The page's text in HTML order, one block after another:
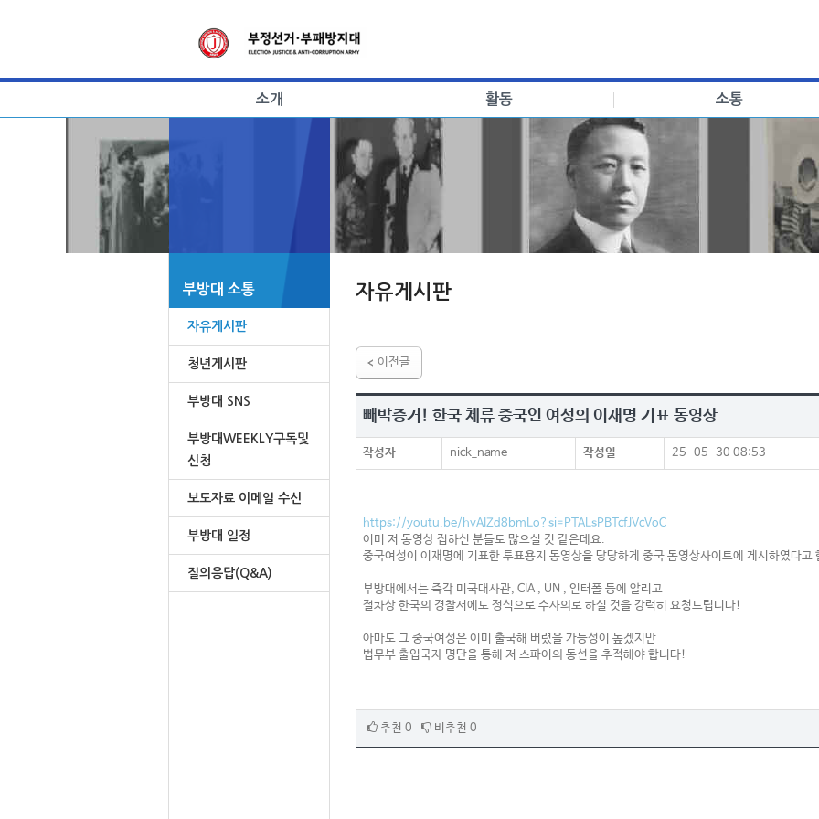
소개 활동 소통
부방대 소통
자유게시판
청년게시판
부방대 SNS
부방대WEEKLY구독및
신청
보도자료 이메일 수신
부방대 일정
질의응답(Q&A)
자유게시판
이전글
빼박증거! 한국 체류 중국인 여성의 이재명 기표 동영상
작성자 nick_name 작성일 25-05-30 08:53
https://youtu.be/hvAIZd8bmLo?si=PTALsPBTcfJVcVoC
이미 저 동영상 접하신 분들도 많으실 것 같은데요.
중국여성이 이재명에 기표한 투표용지 동영상을 당당하게 중국 돔영상사이트에 게시하였다고
부방대에서는 즉각 미국대사관, CIA , UN , 인터폴 등에 알리고
절차상 한국의 경찰서에도 정식으로 수사의로 하실 것을 강력히 요청드립니다!
아마도 그 중국여성은 이미 출국해 버렸을 가능성이 높겠지만
법무부 출입국자 명단을 통해 저 스파이의 동선을 추적해야 합니다!
추천 0 비추천 0